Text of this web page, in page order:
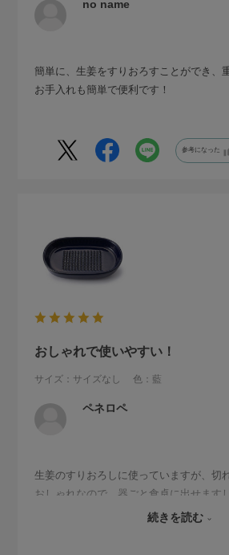
no name
簡単に、生姜をすりおろすことができ、
お手入れも簡単で便利です！
参考になった
おしゃれで使いやすい！
サイズ：サイズなし 色：藍
ペネロペ
生姜のすりおろしに使っていますが、切
おしゃれなので、器ごと食卓に出せますし
すりおろした生姜が横一列サッと取れて
続きを読む